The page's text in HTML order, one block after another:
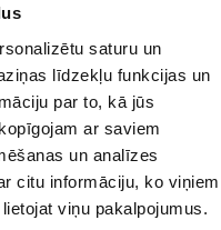
saturu un
līdzekļu funkcijas un
par to, kā jūs
ar saviem
un analīzes
citu informāciju, ko viņiem
viņu pakalpojumus.
klipši
iesūkšanai
grants un zivju
kustību un novērš šļūtenes
piekļūt visattālākajiem un